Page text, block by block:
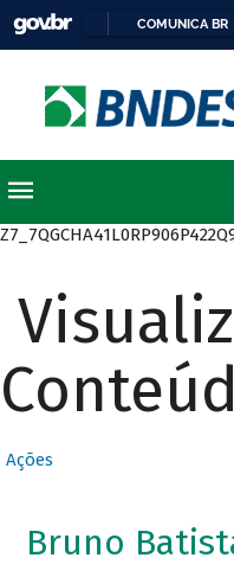
COMUNICA BR
Ações
Bruno